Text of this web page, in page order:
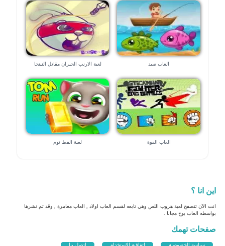
العاب صيد لعبة الارنب الحيران مقاتل النينجا
العاب القوة لعبة القط توم
اين انا ؟
انت الآن تتصفح لعبة هروب اللص وهي تابعه لقسم العاب اولاد , العاب مغامرة , وقد تم نشرها
بواسطه العاب بوح مجانا .
صفحات تهمك
سياسة الخصوصية اتفاقية الاستخدام اتصل بنا